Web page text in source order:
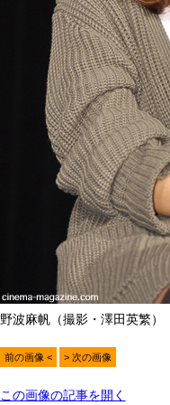
野波麻帆（撮影・澤田英繁）
前の画像 < > 次の画像
この画像の記事を開く